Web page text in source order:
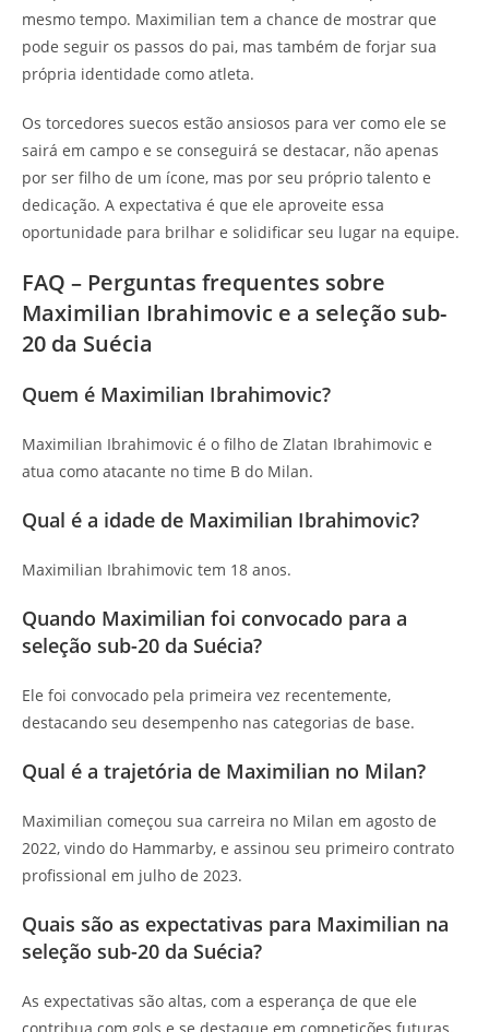
mesmo tempo. Maximilian tem a chance de mostrar que
pode seguir os passos do pai, mas também de forjar sua
própria identidade como atleta.
Os torcedores suecos estão ansiosos para ver como ele se
sairá em campo e se conseguirá se destacar, não apenas
por ser filho de um ícone, mas por seu próprio talento e
dedicação. A expectativa é que ele aproveite essa
oportunidade para brilhar e solidificar seu lugar na equipe.
FAQ – Perguntas frequentes sobre
Maximilian Ibrahimovic e a seleção sub-
20 da Suécia
Quem é Maximilian Ibrahimovic?
Maximilian Ibrahimovic é o filho de Zlatan Ibrahimovic e
atua como atacante no time B do Milan.
Qual é a idade de Maximilian Ibrahimovic?
Maximilian Ibrahimovic tem 18 anos.
Quando Maximilian foi convocado para a
seleção sub-20 da Suécia?
Ele foi convocado pela primeira vez recentemente,
destacando seu desempenho nas categorias de base.
Qual é a trajetória de Maximilian no Milan?
Maximilian começou sua carreira no Milan em agosto de
2022, vindo do Hammarby, e assinou seu primeiro contrato
profissional em julho de 2023.
Quais são as expectativas para Maximilian na
seleção sub-20 da Suécia?
As expectativas são altas, com a esperança de que ele